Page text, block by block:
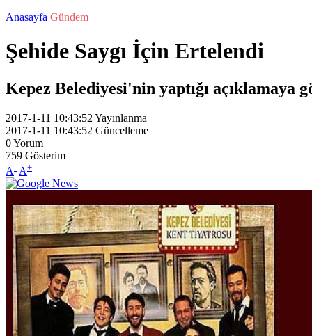
Anasayfa Gündem
Şehide Saygı İçin Ertelendi
Kepez Belediyesi'nin yaptığı
2017-1-11 10:43:52 Yayınlanma
2017-1-11 10:43:52 Güncelleme
0Yorum
759 Gösterim
A- A+